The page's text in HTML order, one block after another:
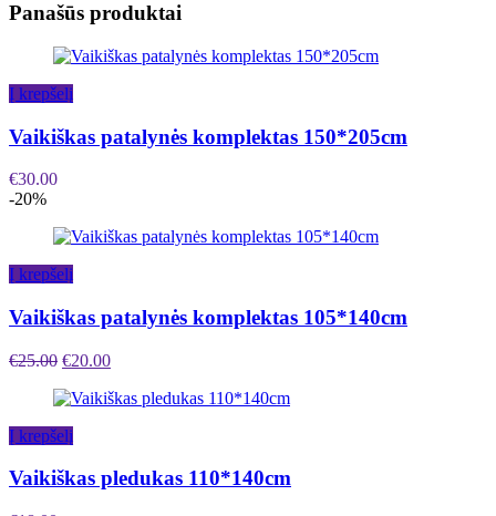
Panašūs produktai
Į krepšelį
Vaikiškas patalynės komplektas 150*205cm
€30.00
-20%
Į krepšelį
Vaikiškas patalynės komplektas 105*140cm
€25.00 €20.00
Į krepšelį
Vaikiškas pledukas 110*140cm